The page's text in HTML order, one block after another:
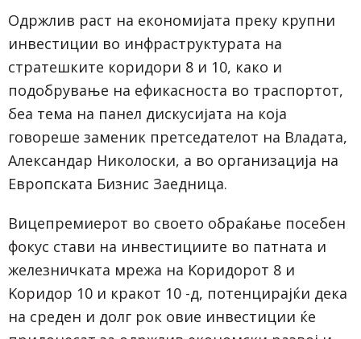
Одржлив раст на економијата преку крупни
инвестиции во инфраструктурата на
стратешките коридори 8 и 10, како и
подобрување на ефикасноста во траспортот,
беа тема на панел дискусијата на која
говореше заменик претседателот на Владата,
Александар Николоски, а во организација на
Европската Бизнис Заедница.
Вицепремиерот во своето обраќање посебен
фокус стави на инвестициите во патната и
железничката мрежа на Kоридорот 8 и
Kоридор 10 и кракот 10 -д, потенцирајќи дека
на среден и долг рок овие инвестиции ќе